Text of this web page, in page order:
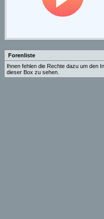
Forenliste
Ihnen fehlen die Rechte dazu um den
dieser Box zu sehen.